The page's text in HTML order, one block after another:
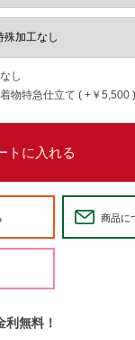
なし
着物特急仕立て ( +￥5,500 )
商品に
利無料！